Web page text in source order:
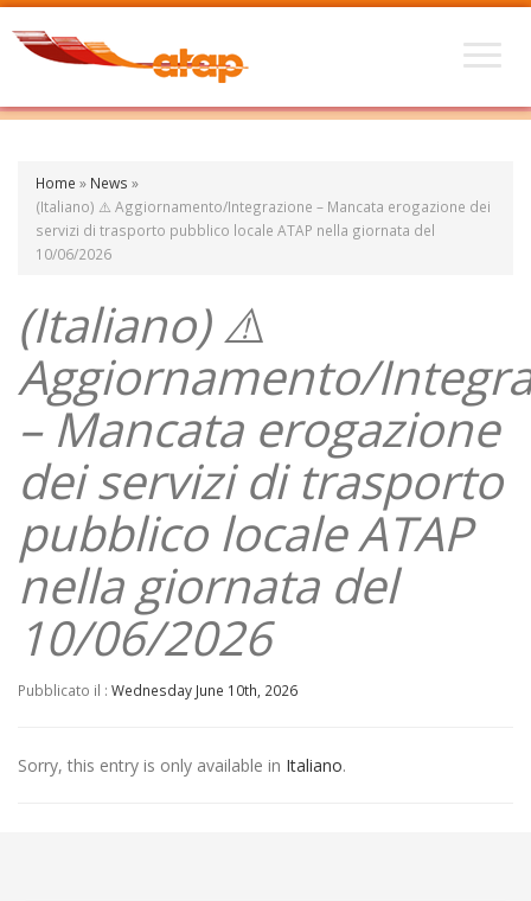
Home » News »
(Italiano) ⚠️ Aggiornamento/Integrazione – Mancata erogazione dei
servizi di trasporto pubblico locale ATAP nella giornata del
10/06/2026
(Italiano) ⚠️
Aggiornamento/
– Mancata erogazione
dei servizi di trasporto
pubblico locale ATAP
nella giornata del
10/06/2026
Pubblicato il : Wednesday June 10th, 2026
Sorry, this entry is only available in Italiano.